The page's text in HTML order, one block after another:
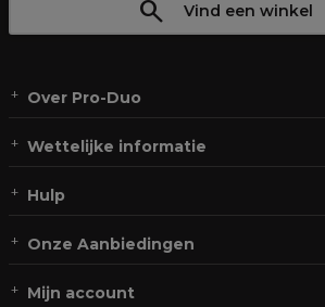
Vind een winkel
Over Pro-Duo
Wettelijke informatie
Hulp
Onze Aanbiedingen
Mijn account